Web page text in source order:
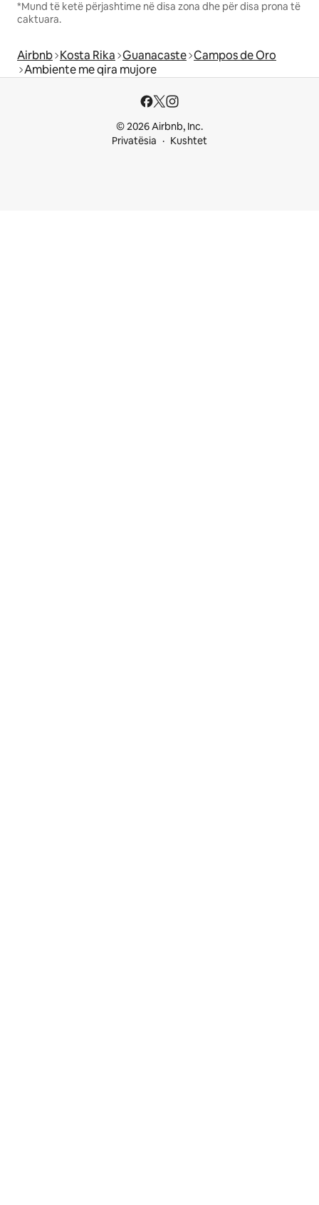
*Mund të ketë përjashtime në disa zona dhe për disa prona të
caktuara.
Airbnb Kosta Rika Guanacaste Campos de Oro
Ambiente me qira mujore
© 2026 Airbnb, Inc.
Privatësia
Kushtet